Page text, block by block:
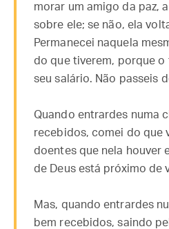
morar um amigo da paz,
sobre ele; se não, ela
Permanecei naquela
do que tiverem, porque
seu salário. Não passeis
Quando entrardes numa
recebidos, comei do que
doentes que nela houver
de Deus está próximo de
Mas, quando entrardes
bem recebidos, saindo